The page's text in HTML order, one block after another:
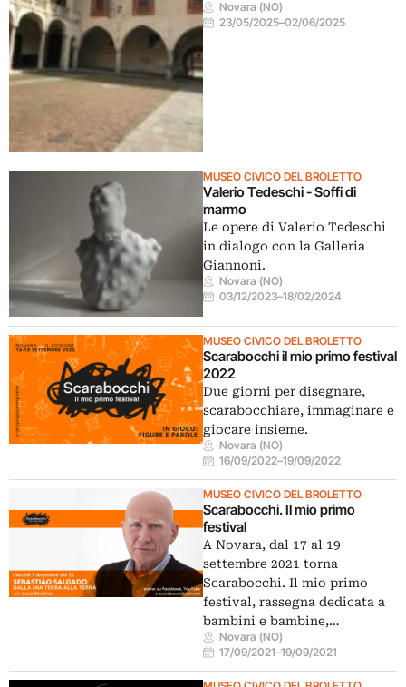
Novara (NO)
23/05/2025–02/06/2025
MUSEO CIVICO DEL BROLETTO
Valerio Tedeschi - Soffi di
marmo
Le opere di Valerio Tedeschi
in dialogo con la Galleria
Giannoni.
Novara (NO)
03/12/2023–18/02/2024
MUSEO CIVICO DEL BROLETTO
Scarabocchi il mio primo festival
2022
Due giorni per disegnare,
scarabocchiare, immaginare e
giocare insieme.
Novara (NO)
16/09/2022–19/09/2022
MUSEO CIVICO DEL BROLETTO
Scarabocchi. Il mio primo
festival
A Novara, dal 17 al 19
settembre 2021 torna
Scarabocchi. Il mio primo
festival, rassegna dedicata a
bambini e bambine,…
Novara (NO)
17/09/2021–19/09/2021